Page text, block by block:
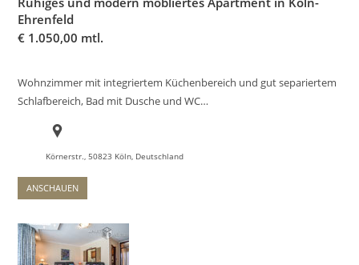
Ehrenfeld
€ 1.050,00 mtl.
Wohnzimmer mit integriertem Küchenbereich und gut separiertem
Schlafbereich, Bad mit Dusche und WC…
Körnerstr., 50823 Köln, Deutschland
ANSCHAUEN